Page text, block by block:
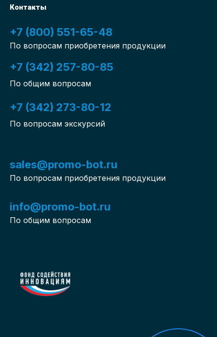
Контакты
+7 (800) 551-65-48
По вопросам приобретения продукции
+7 (342) 257-80-85
По общим вопросам
+7 (342) 273-80-12
По вопросам экскурсий
sales@promo-bot.ru
По вопросам приобретения продукции
info@promo-bot.ru
По общим вопросам